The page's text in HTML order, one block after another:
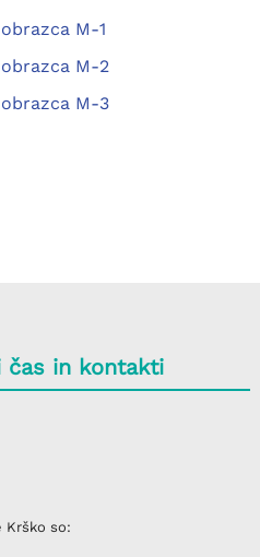
M-1
M-2
M-3
čas in kontakti
Krško so: